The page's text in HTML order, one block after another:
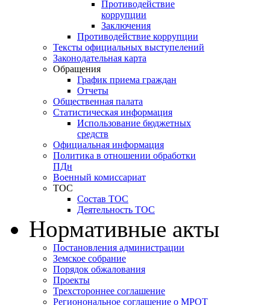
Противодействие
коррупции
Заключения
Противодействие коррупции
Тексты официальных выступелений
Законодательная карта
Обращения
График приема граждан
Отчеты
Общественная палата
Статистическая информация
Использование бюджетных
средств
Официальная информация
Политика в отношении обработки
ПДн
Военный комиссариат
ТОС
Состав ТОС
Деятельность ТОС
Нормативные акты
Постановления администрации
Земское собрание
Порядок обжалования
Проекты
Трехстороннее соглашение
Регионональное соглашение о МРОТ